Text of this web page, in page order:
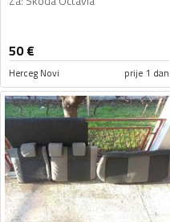
50€
Herceg Novi prije 1 dan